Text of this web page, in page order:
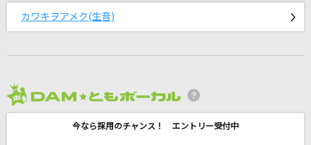
Eve
ドキッ!こういうのが恋なの?
えり～な(キャナァーリ倶楽部)
カワキヲアメク(生音)
今なら採用のチャンス！ エントリー受付中